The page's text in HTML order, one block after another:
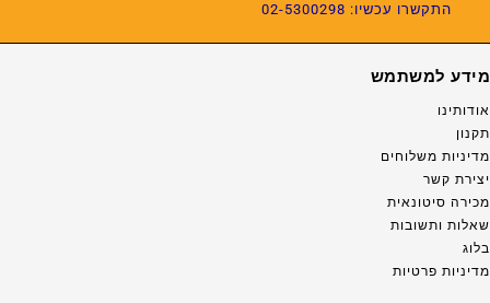
התקשרו עכשיו: 02-5300298
מידע למשתמש
אודותינו
תקנון
מדיניות משלוחים
יצירת קשר
מכירה סיטונאית
שאלות ותשובות
בלוג
מדיניות פרטיות